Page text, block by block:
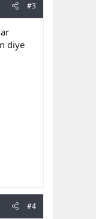
#3
diye
#4